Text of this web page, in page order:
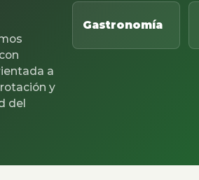
a
y
del
Gastronomía